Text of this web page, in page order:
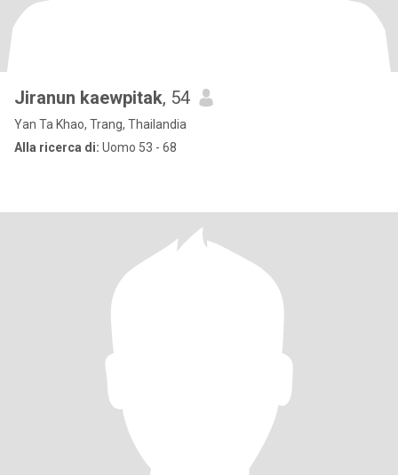
Jiranun kaewpitak, 54
Yan Ta Khao, Trang, Thailandia
Alla ricerca di: Uomo 53 - 68